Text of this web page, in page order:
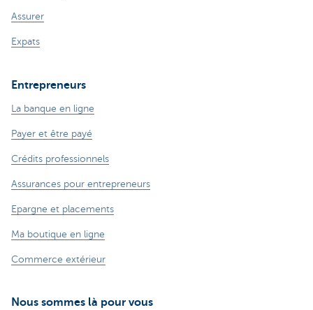
Assurer
Expats
Entrepreneurs
La banque en ligne
Payer et être payé
Crédits professionnels
Assurances pour entrepreneurs
Epargne et placements
Ma boutique en ligne
Commerce extérieur
Nous sommes là pour vous